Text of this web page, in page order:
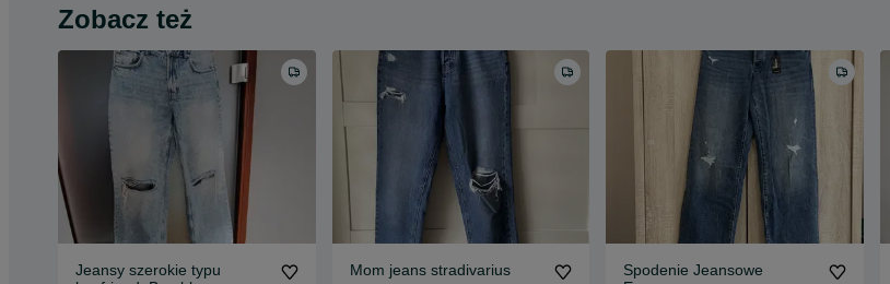
Zobacz też
Jeansy szerokie typu
Mom jeans stradivarius
Spodenie Jeansowe